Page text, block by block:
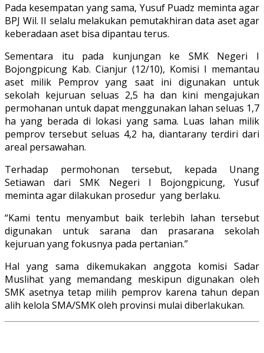
Pada kesempatan yang sama, Yusuf Puadz meminta agar
BPJ Wil. II selalu melakukan pemutakhiran data aset agar
keberadaan aset bisa dipantau terus.
Sementara itu pada kunjungan ke SMK Negeri I
Bojongpicung Kab. Cianjur (12/10), Komisi I memantau
aset milik Pemprov yang saat ini digunakan untuk
sekolah kejuruan seluas 2,5 ha dan kini mengajukan
permohanan untuk dapat menggunakan lahan seluas 1,7
ha yang berada di lokasi yang sama. Luas lahan milik
pemprov tersebut seluas 4,2 ha, diantarany terdiri dari
areal persawahan.
Terhadap permohonan tersebut, kepada Unang
Setiawan dari SMK Negeri I Bojongpicung, Yusuf
meminta agar dilakukan prosedur yang berlaku.
“Kami tentu menyambut baik terlebih lahan tersebut
digunakan untuk sarana dan prasarana sekolah
kejuruan yang fokusnya pada pertanian.”
Hal yang sama dikemukakan anggota komisi Sadar
Muslihat yang memandang meskipun digunakan oleh
SMK asetnya tetap milih pemprov karena tahun depan
alih kelola SMA/SMK oleh provinsi mulai diberlakukan.